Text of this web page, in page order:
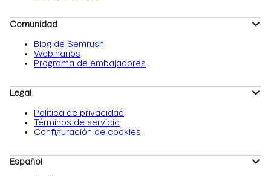
Comunidad
Blog de Semrush
Webinarios
Programa de embajadores
Legal
Política de privacidad
Términos de servicio
Configuración de cookies
Español